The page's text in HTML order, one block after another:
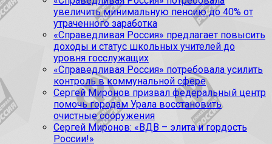
увеличить минимальную пенсию до 40% от
утраченного заработка
«Справедливая Россия» предлагает повысить
доходы и статус школьных учителей до
уровня госслужащих
«Справедливая Россия» потребовала усилить
контроль в коммунальной сфере
Сергей Миронов призвал федеральный центр
помочь городам Урала восстановить
очистные сооружения
Сергей Миронов: «ВДВ – элита и гордость
России!»